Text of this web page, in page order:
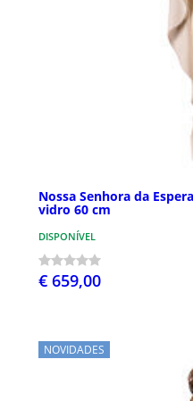
Nossa Senhora da
vidro 60 cm
DISPONÍVEL
€ 659,00
NOVIDADES